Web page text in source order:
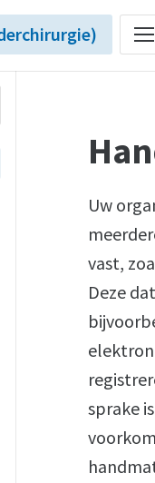
Uw
vast,
Deze
sprake